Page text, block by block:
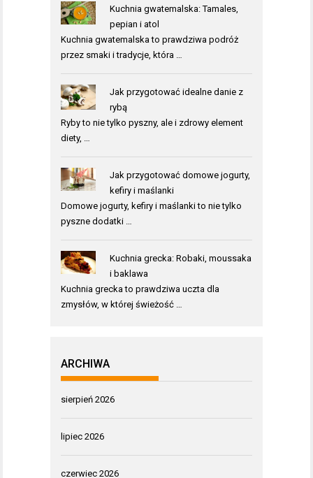
Kuchnia gwatemalska: Tamales,
pepian i atol
Kuchnia gwatemalska to prawdziwa podróż
przez smaki i tradycje, która …
Jak przygotować idealne danie z
rybą
Ryby to nie tylko pyszny, ale i zdrowy element
diety, …
Jak przygotować domowe jogurty,
kefiry i maślanki
Domowe jogurty, kefiry i maślanki to nie tylko
pyszne dodatki …
Kuchnia grecka: Robaki, moussaka
i baklawa
Kuchnia grecka to prawdziwa uczta dla
zmysłów, w której świeżość …
ARCHIWA
sierpień 2026
lipiec 2026
czerwiec 2026